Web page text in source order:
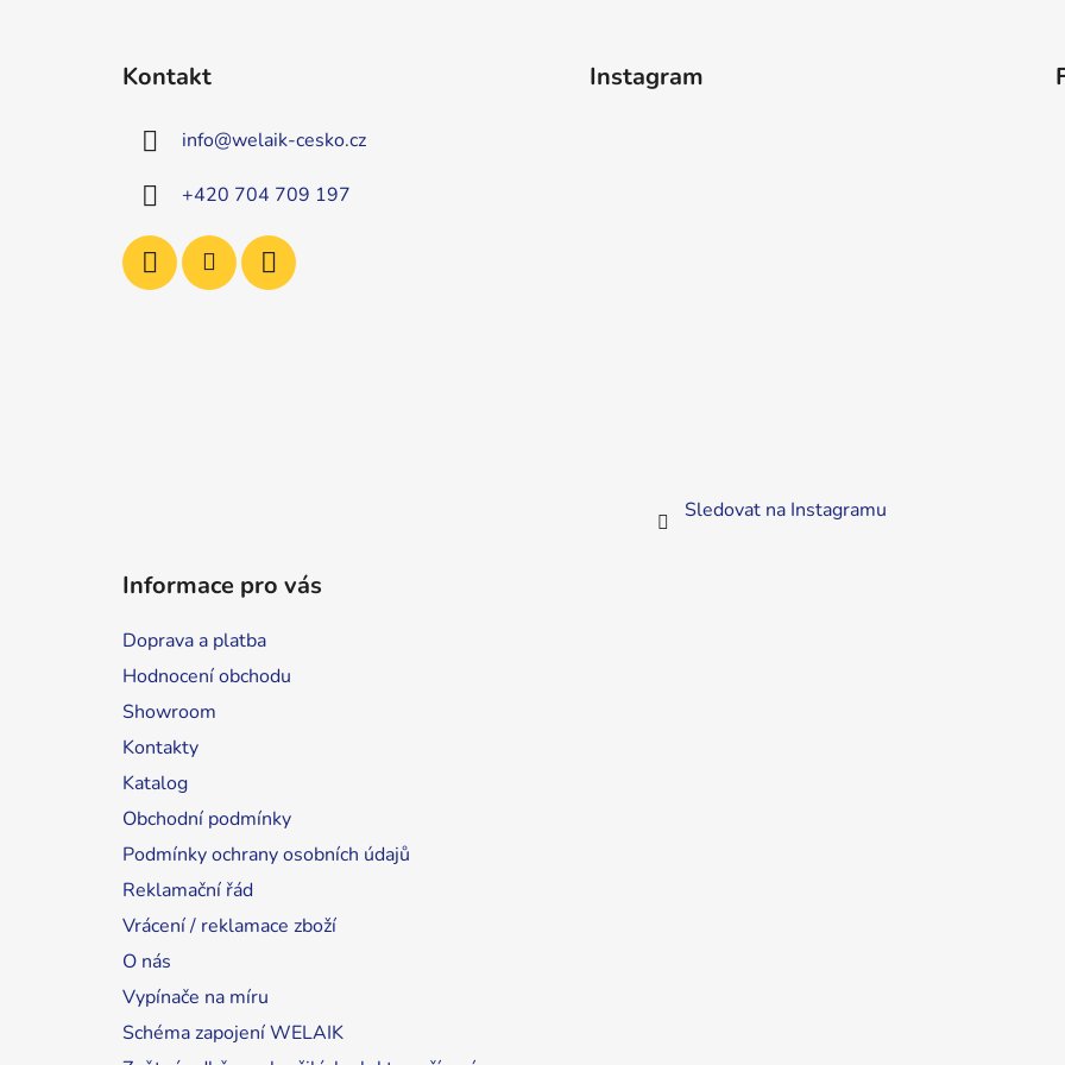
Kontakt
info@welaik-cesko.cz
+420 704 709 197
Instagram
Sledovat na Instagramu
Informace pro vás
Doprava a platba
Hodnocení obchodu
Showroom
Kontakty
Katalog
Obchodní podmínky
Podmínky ochrany osobních údajů
Reklamační řád
Vrácení / reklamace zboží
O nás
Vypínače na míru
Schéma zapojení WELAIK